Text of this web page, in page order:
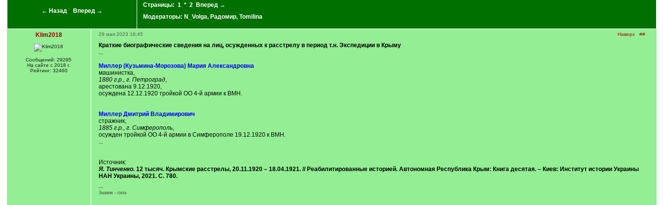
← Назад Вперед →
Страницы: 1 * 2
Вперед →
Модераторы: N_Volga, Радомир, Tomilina
Klim2018
Сообщений: 29295
На сайте с 2018 г.
Рейтинг: 32460
Наверх ##
29 мая 2023 18:45
Краткие биографические сведения на лиц, осужденных к расстрелу в период т.н. Экспедиции в Крыму
...
Миллер (Кузьмина-Морозова) Мария Александровна
машинистка,
1880 г.р., г. Петроград,
арестована 9.12.1920,
осуждена 12.12.1920 тройкой ОО 4-й армии к ВМН.
Миллер Дмитрий Владимирович
стражник,
1885 г.р., г. Симферополь,
осужден тройкой ОО 4-й армии в Симферополе 19.12.1920 к ВМН.
...
Источник:
Я. Тинченко. 12 тысяч. Крымские расстрелы, 20.11.1920 – 18.04.1921. // Реабилитированные историей. Автономная Республика Крым: Книга десятая. – Киев: Институт истории Украины
НАН Украины, 2021. С. 780.
---
Знания - сила